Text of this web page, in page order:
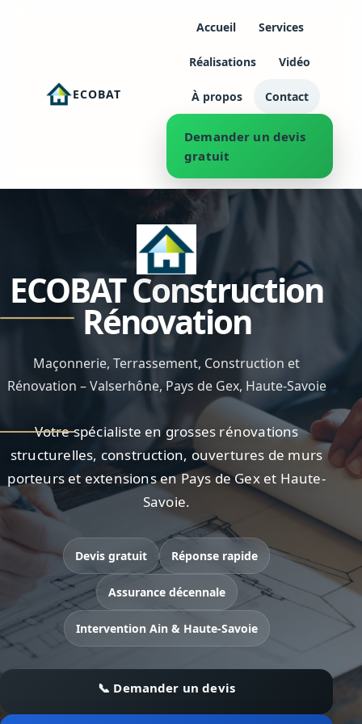
ECOBAT
Accueil Services
Réalisations Vidéo
À propos Contact
Demander un devis
gratuit
ECOBAT Construction
Rénovation
Maçonnerie, Terrassement, Construction et
Rénovation – Valserhône, Pays de Gex, Haute-Savoie
Votre spécialiste en grosses rénovations
structurelles, construction, ouvertures de murs
porteurs et extensions en Pays de Gex et Haute-
Savoie.
Devis gratuit Réponse rapide
Assurance décennale
Intervention Ain & Haute-Savoie
📞 Demander un devis